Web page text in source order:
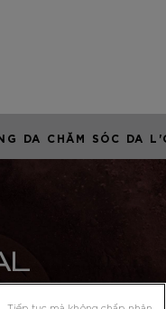
DA CHĂM SÓC DA